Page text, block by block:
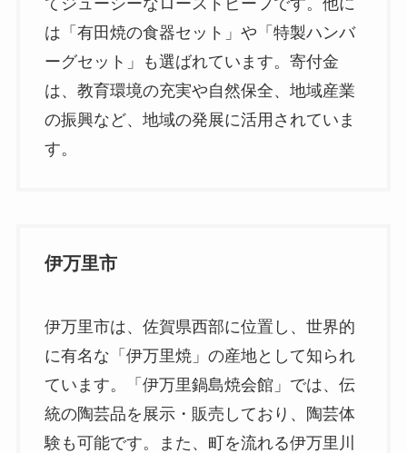
は「有田焼の食器セット」や「特製ハンバ
ーグセット」も選ばれています。寄付金
は、教育環境の充実や自然保全、地域産業
の振興など、地域の発展に活用されていま
す。
伊万里市
伊万里市は、佐賀県西部に位置し、世界的
に有名な「伊万里焼」の産地として知られ
ています。「伊万里鍋島焼会館」では、伝
統の陶芸品を展示・販売しており、陶芸体
験も可能です。また、町を流れる伊万里川